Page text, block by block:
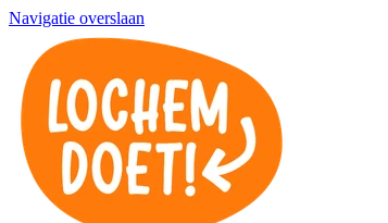
Navigatie overslaan